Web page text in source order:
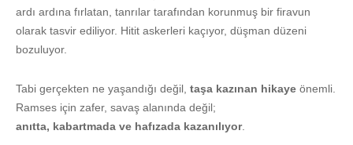
ardı ardına fırlatan, tanrılar tarafından korunmuş bir firavun
olarak tasvir ediliyor. Hitit askerleri kaçıyor, düşman düzeni
bozuluyor.
Tabi gerçekten ne yaşandığı değil, taşa kazınan hikaye önemli.
Ramses için zafer, savaş alanında değil;
anıtta, kabartmada ve hafızada kazanılıyor.